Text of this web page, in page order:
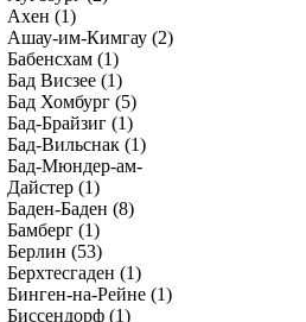
Ахен (1)
Ашау-им-Кимгау (2)
Бабенсхам (1)
Бад Висзее (1)
Бад Хомбург (5)
Бад-Брайзиг (1)
Бад-Вильснак (1)
Бад-Мюндер-ам-
Дайстер (1)
Баден-Баден (8)
Бамберг (1)
Берлин (53)
Берхтесгаден (1)
Бинген-на-Рейне (1)
Биссендорф (1)